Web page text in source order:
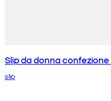
Slip da donna confezione
slip